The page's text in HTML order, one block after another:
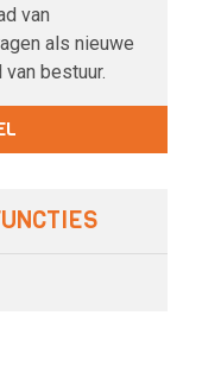
van
als nieuwe
bestuur.